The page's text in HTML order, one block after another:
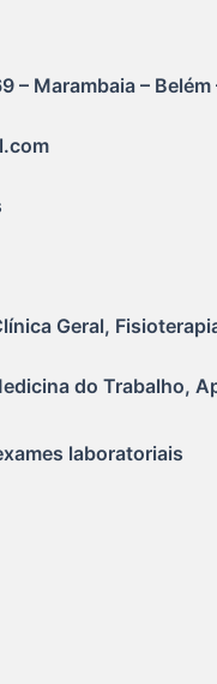
Marambaia – Belém
Geral,
do Trabalho,
laboratoriais